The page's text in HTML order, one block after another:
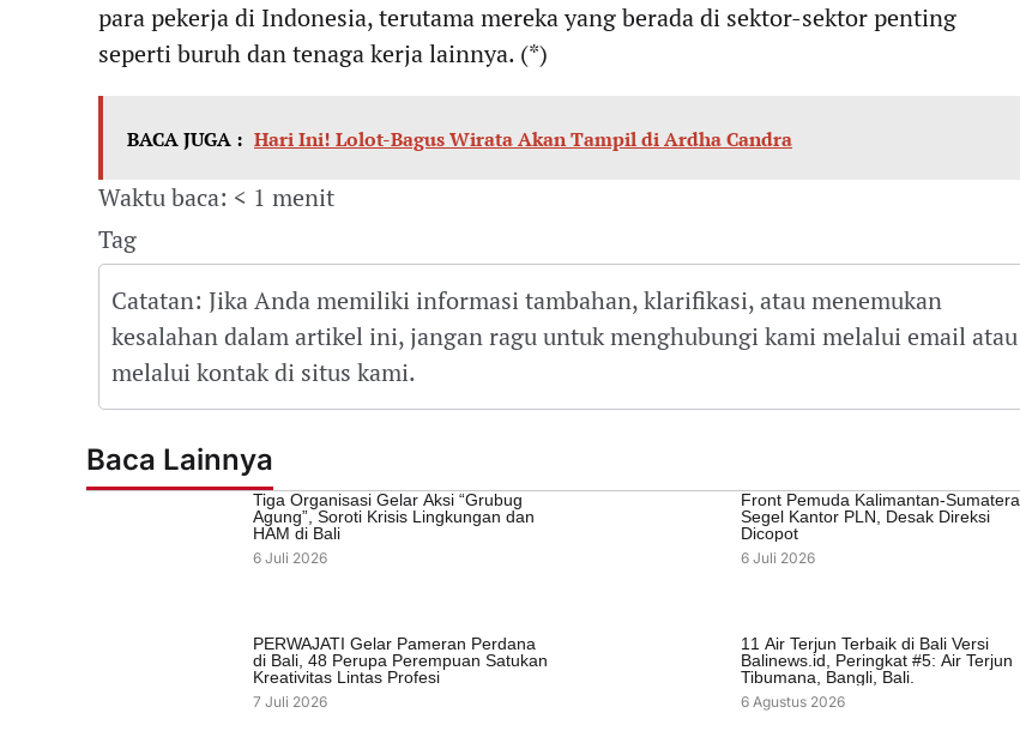
para pekerja di Indonesia, terutama mereka yang berada di sektor-sektor penting
seperti buruh dan tenaga kerja lainnya. (*)
BACA JUGA : Hari Ini! Lolot-Bagus Wirata Akan Tampil di Ardha Candra
Waktu baca: < 1 menit
Tag
Catatan: Jika Anda memiliki informasi tambahan, klarifikasi, atau menemukan
kesalahan dalam artikel ini, jangan ragu untuk menghubungi kami melalui email atau
melalui kontak di situs kami.
Baca Lainnya
Tiga Organisasi Gelar Aksi “Grubug
Agung”, Soroti Krisis Lingkungan dan
HAM di Bali
6 Juli 2026
Front Pemuda Kalimantan-Sumatera
Segel Kantor PLN, Desak Direksi
Dicopot
6 Juli 2026
PERWAJATI Gelar Pameran Perdana
di Bali, 48 Perupa Perempuan Satukan
Kreativitas Lintas Profesi
7 Juli 2026
11 Air Terjun Terbaik di Bali Versi
Balinews.id, Peringkat #5: Air Terjun
Tibumana, Bangli, Bali.
6 Agustus 2026